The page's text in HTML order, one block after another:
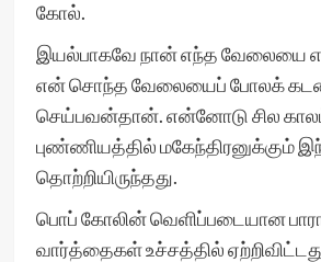
கோல்.
இயல்பாகவே நான் எந்த வேலையை
என் சொந்த வேலையைப் போலக்
செய்பவன்தான். என்னோடு சில
புண்ணியத்தில் மகேந்திரனுக்கும்
தொற்றியிருந்தது.
பொப் கோலின் வெளிப்படையான
வார்த்தைகள் உச்சத்தில்